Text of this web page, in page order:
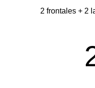
2 frontales + 2